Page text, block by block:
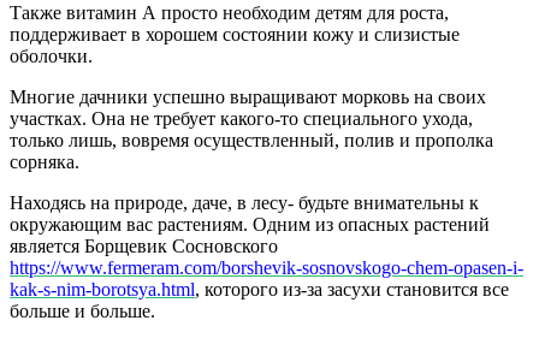
Также витамин А просто необходим детям для роста,
поддерживает в хорошем состоянии кожу и слизистые
оболочки.
Многие дачники успешно выращивают морковь на своих
участках. Она не требует какого-то специального ухода,
только лишь, вовремя осуществленный, полив и прополка
сорняка.
Находясь на природе, даче, в лесу- будьте внимательны к
окружающим вас растениям. Одним из опасных растений
является Борщевик Сосновского
https://www.fermeram.com/borshevik-sosnovskogo-chem-opasen-i-
kak-s-nim-borotsya.html, которого из-за засухи становится все
больше и больше.